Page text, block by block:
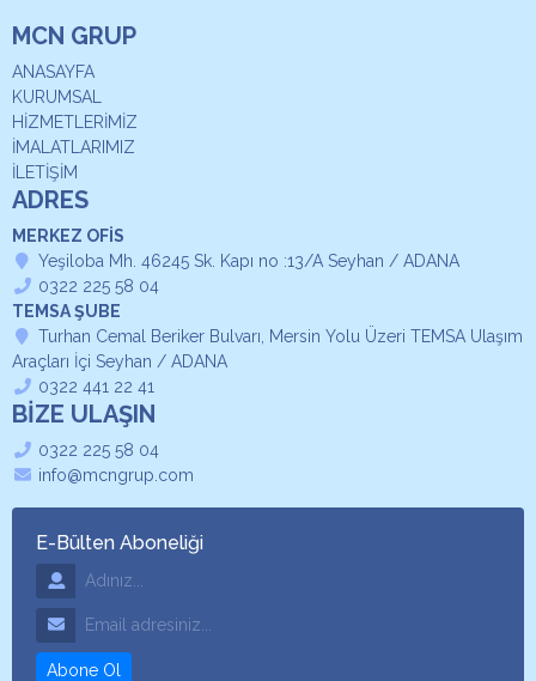
MCN GRUP
ANASAYFA
KURUMSAL
HİZMETLERİMİZ
İMALATLARIMIZ
İLETİŞİM
ADRES
MERKEZ OFİS
Yeşiloba Mh. 46245 Sk. Kapı no :13/A Seyhan / ADANA
0322 225 58 04
TEMSA ŞUBE
Turhan Cemal Beriker Bulvarı, Mersin Yolu Üzeri TEMSA Ulaşım
Araçları İçi Seyhan / ADANA
0322 441 22 41
BİZE ULAŞIN
0322 225 58 04
info@mcngrup.com
E-Bülten Aboneliği
Adınız
Email Adresiniz
Abone Ol